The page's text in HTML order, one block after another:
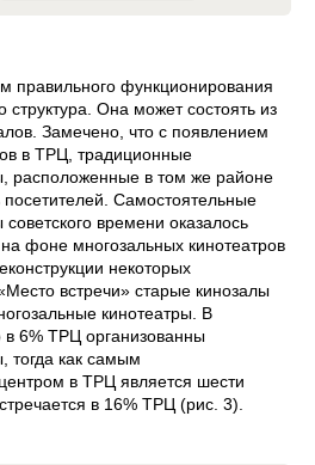
функционирования
структура. Она может состоять из
Замечено, что с появлением
в ТРЦ, традиционные
расположенные в том же районе
посетителей. Самостоятельные
времени оказалось
фоне многозальных кинотеатров
некоторых
встречи» старые кинозалы
кинотеатры. В
6% ТРЦ организованны
тогда как самым
в ТРЦ является шести
в 16% ТРЦ (рис. 3).